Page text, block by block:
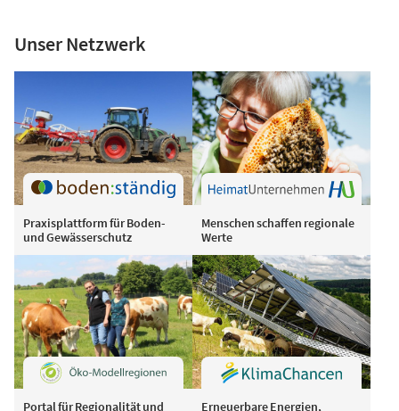
Unser Netzwerk
Praxisplattform für Boden-
und Gewässerschutz
Menschen schaffen regionale
Werte
Portal für Regionalität und
Erneuerbare Energien,